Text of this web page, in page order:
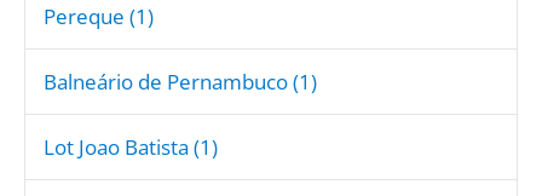
Pereque (1)
Balneário de Pernambuco (1)
Lot Joao Batista (1)